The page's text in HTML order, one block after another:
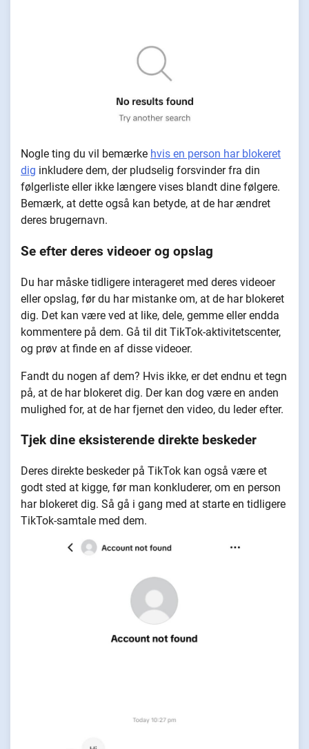
Nogle ting du vil bemærke hvis en person har blokeret
dig inkludere dem, der pludselig forsvinder fra din
følgerliste eller ikke længere vises blandt dine følgere.
Bemærk, at dette også kan betyde, at de har ændret
deres brugernavn.
Se efter deres videoer og opslag
Du har måske tidligere interageret med deres videoer
eller opslag, før du har mistanke om, at de har blokeret
dig. Det kan være ved at like, dele, gemme eller endda
kommentere på dem. Gå til dit TikTok-aktivitetscenter,
og prøv at finde en af disse videoer.
Fandt du nogen af dem? Hvis ikke, er det endnu et tegn
på, at de har blokeret dig. Der kan dog være en anden
mulighed for, at de har fjernet den video, du leder efter.
Tjek dine eksisterende direkte beskeder
Deres direkte beskeder på TikTok kan også være et
godt sted at kigge, før man konkluderer, om en person
har blokeret dig. Så gå i gang med at starte en tidligere
TikTok-samtale med dem.